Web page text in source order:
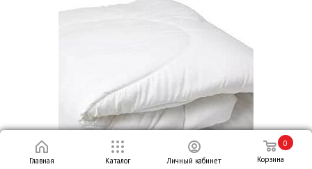
Главная Каталог Личный кабинет
0
Корзина